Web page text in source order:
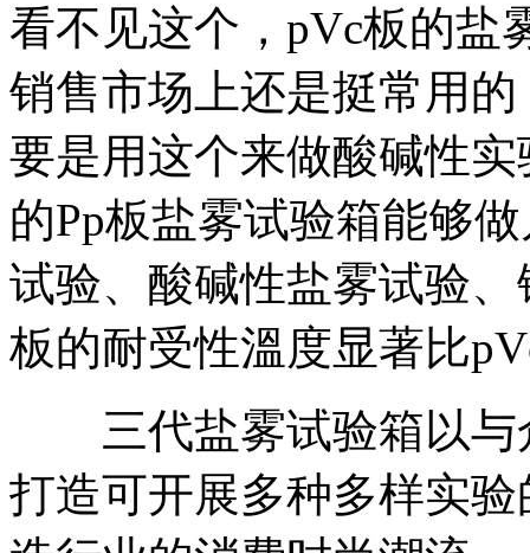
看不见这个，pVc板的盐
销售市场上还是挺常用
要是用这个来做酸碱性
的Pp板盐雾试验箱能够
试验、酸碱性盐雾试验
板的耐受性溫度显著比
三代盐雾试验箱以与
打造可开展多种多样实